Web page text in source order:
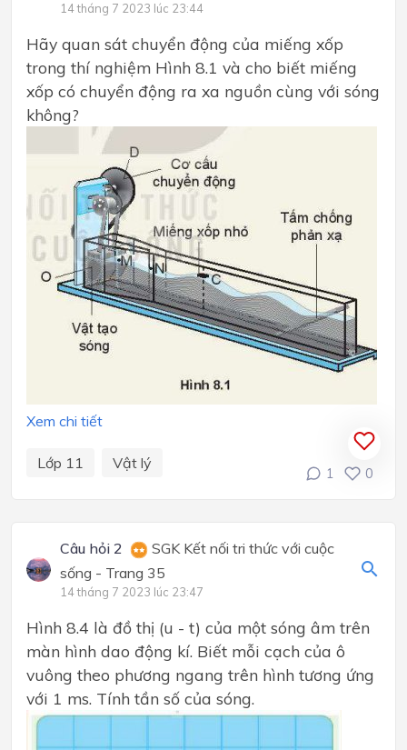
14 tháng 7 2023 lúc 23:44
Hãy quan sát chuyển động của miếng xốp
trong thí nghiệm Hình 8.1 và cho biết miếng
xốp có chuyển động ra xa nguồn cùng với sóng
không?
Xem chi tiết
Lớp 11 Vật lý
1 0
Câu hỏi 2
SGK Kết nối tri thức với cuộc
sống - Trang 35
14 tháng 7 2023 lúc 23:47
Hình 8.4 là đồ thị (u - t) của một sóng âm trên
màn hình dao động kí. Biết mỗi cạch của ô
vuông theo phương ngang trên hình tương ứng
với 1 ms. Tính tần số của sóng.